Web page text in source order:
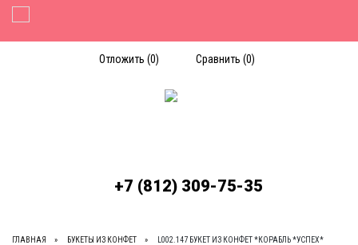
Отложить (0) Сравнить (0)
+7 (812) 309-75-35
Toggle Navigation
ГЛАВНАЯ БУКЕТЫ ИЗ КОНФЕТ L002.147 БУКЕТ ИЗ КОНФЕТ *КОРАБЛЬ *УСПЕХ*